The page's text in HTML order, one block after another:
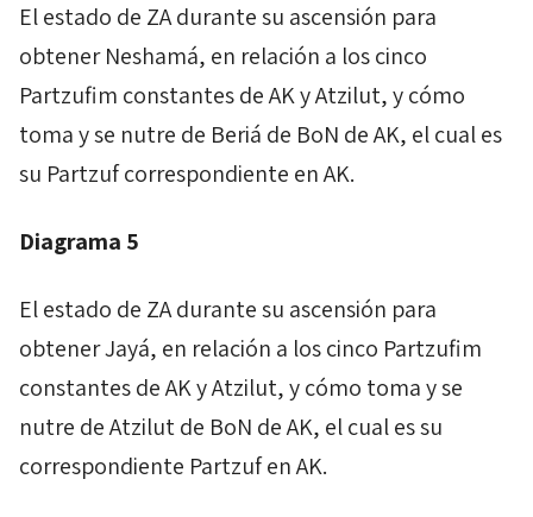
El estado de ZAdurante su ascensión para
obtenerNeshamá, en relación a los cinco
Partzufim constantes deAKyAtzilut, y cómo
toma y se nutre de Beriá de BoN deAK, el cual es
su Partzufcorrespondiente enAK.
Diagrama 5
El estado de ZAdurante su ascensión para
obtenerJayá, en relación a los cinco Partzufim
constantes deAKyAtzilut, y cómo toma y se
nutre deAtzilutde BoN deAK, el cual es su
correspondiente PartzufenAK.